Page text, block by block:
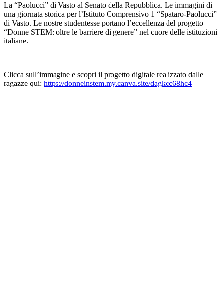
La “Paolucci” di Vasto al Senato della Repubblica. Le immagini di
una giornata storica per l’Istituto Comprensivo 1 “Spataro-Paolucci”
di Vasto. Le nostre studentesse portano l’eccellenza del progetto
“Donne STEM: oltre le barriere di genere” nel cuore delle istituzioni
italiane.
Clicca sull’immagine e scopri il progetto digitale realizzato dalle
ragazze qui: https://donneinstem.my.canva.site/dagkcc68hc4